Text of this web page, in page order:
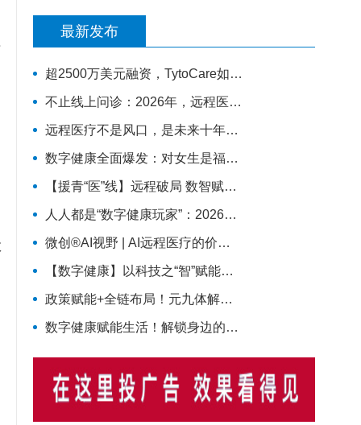
最新发布
超2500万美元融资，TytoCare如何用一台“掌上诊室”重塑远程医疗
不止线上问诊：2026年，远程医疗真正走进医疗主赛道
远程医疗不是风口，是未来十年医疗服务的长期底色
数字健康全面爆发：对女生是福利收割，还是焦虑绑架？
【援青“医”线】远程破局 数智赋能——记泽库县人民医院构建远程医疗体系筑牢高原健康防线
人人都是“数字健康玩家”：2026年，健康管理彻底变天了
微创®AI视野 | AI远程医疗的价值拐点：从“连接”到“理解”MicroPort微创动态
【数字健康】以科技之“智”赋能医疗之“治”
政策赋能+全链布局！元九体解锁数字健康新范式
数字健康赋能生活！解锁身边的智慧医疗新体验